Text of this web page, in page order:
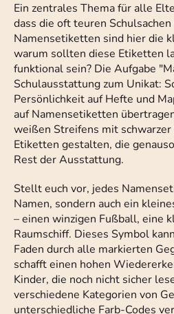
Ein zentrales Thema für alle
dass die oft teuren
Namensetiketten sind hier die
warum sollten diese Etiketten
funktional sein? Die Aufgabe
Schulausstattung zum Unikat:
Persönlichkeit auf Hefte und
auf Namensetiketten
weißen Streifens mit
Etiketten gestalten, die
Rest der Ausstattung.
Stellt euch vor, jedes
Namen, sondern auch ein
– einen winzigen Fußball, eine
Raumschiff. Dieses Symbol
Faden durch alle markierten
schafft einen hohen
Kinder, die noch nicht sicher
verschiedene Kategorien von
unterschiedliche Farb-Codes